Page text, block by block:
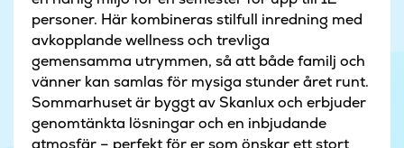
personer. Här kombineras stilfull inredning med
avkopplande wellness och trevliga
gemensamma utrymmen, så att både familj och
vänner kan samlas för mysiga stunder året runt.
Sommarhuset är byggt av Skanlux och erbjuder
genomtänkta lösningar och en inbjudande
atmosfär – perfekt för er som önskar ett stort